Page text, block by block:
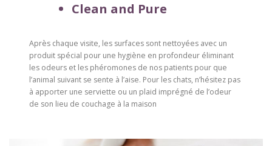
Clean and Pure
Après chaque visite, les surfaces sont nettoyées avec un
produit spécial pour une hygiène en profondeur éliminant
les odeurs et les phéromones de nos patients pour que
l’animal suivant se sente à l’aise. Pour les chats, n’hésitez pas
à apporter une serviette ou un plaid imprégné de l’odeur
de son lieu de couchage à la maison